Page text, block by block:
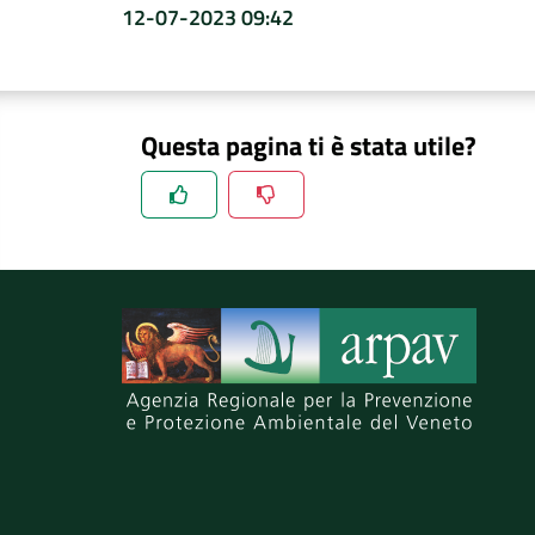
12-07-2023 09:42
Questa pagina ti è stata utile?
Spiegaci perchè, e aiutaci a migliorare il